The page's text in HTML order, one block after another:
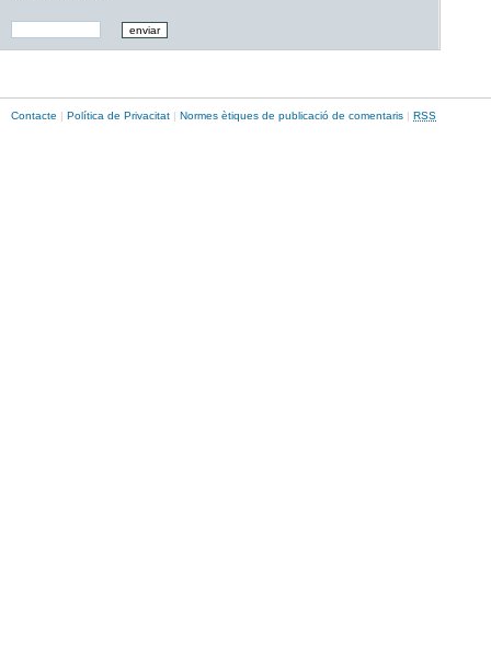
Contacte | Política de Privacitat | Normes ètiques de publicació de comentaris | RSS